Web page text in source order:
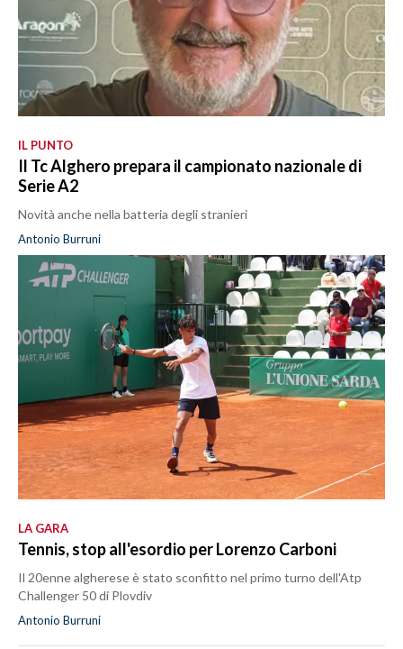
IL PUNTO
Il Tc Alghero prepara il campionato nazionale di
Serie A2
Novità anche nella batteria degli stranieri
Antonio Burruni
LA GARA
Tennis, stop all'esordio per Lorenzo Carboni
Il 20enne algherese è stato sconfitto nel primo turno dell'Atp
Challenger 50 di Plovdiv
Antonio Burruni